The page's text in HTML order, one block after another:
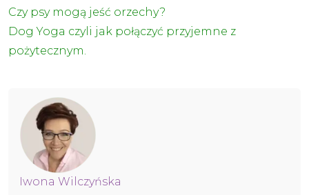
Czy psy mogą jeść orzechy?
Dog Yoga czyli jak połączyć przyjemne z
pożytecznym.
Iwona Wilczyńska